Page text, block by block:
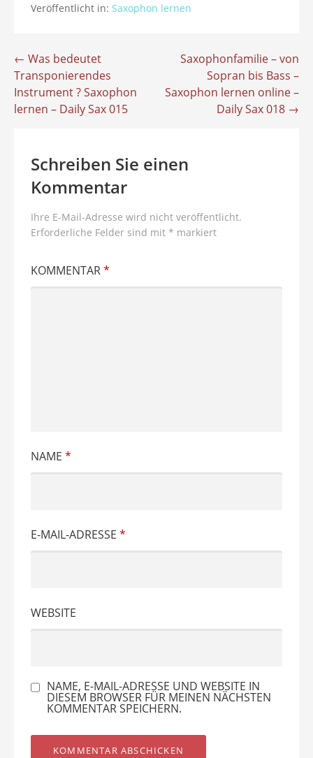
Veröffentlicht in: Saxophon lernen
Beitragsnavigation
← Was bedeutet
Transponierendes
Instrument ? Saxophon
lernen – Daily Sax 015
Saxophonfamilie – von
Sopran bis Bass –
Saxophon lernen online –
Daily Sax 018 →
Schreiben Sie einen
Kommentar
Ihre E-Mail-Adresse wird nicht veröffentlicht.
Erforderliche Felder sind mit * markiert
KOMMENTAR*
NAME *
E-MAIL-ADRESSE *
WEBSITE
NAME, E-MAIL-ADRESSE UND WEBSITE IN
DIESEM BROWSER FÜR MEINEN NÄCHSTEN
KOMMENTAR SPEICHERN.